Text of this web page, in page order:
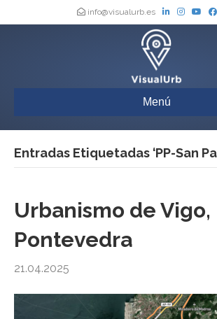
info@visualurb.es
Menú
Entradas Etiquetadas ‘PP-San
Urbanismo de Vigo,
Pontevedra
21.04.2025